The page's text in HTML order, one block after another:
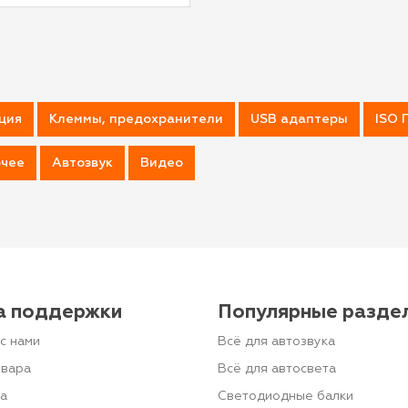
Клеммы, предохранители USB адаптеры ISO
Автозвук Видео
поддержки
нами
Популярные
Всё для автозвука
Всё для автосвета
Светодиодные балки